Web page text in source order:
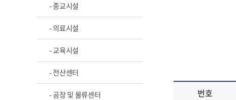
- 종교시설
- 의료시설
- 교육시설
- 전산센터
- 공장 및 물류센터 번호